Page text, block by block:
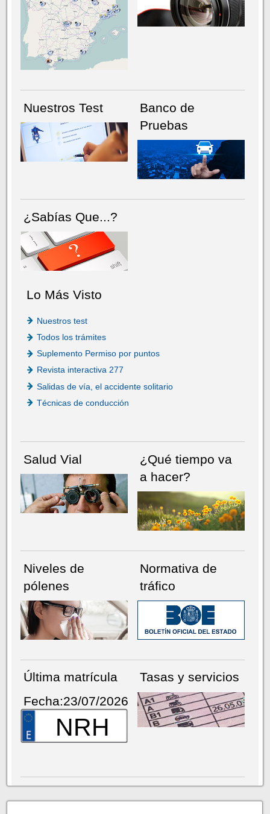
NÚMERO ACTUALHEMEROTECA
Nuestros Test
Banco de
Pruebas
¿Sabías Que...?
Lo Más Visto
Nuestros test
Todos los trámites
Suplemento Permiso por puntos
Revista interactiva 277
Salidas de vía, el accidente solitario
Técnicas de conducción
Salud Vial
¿Qué tiempo va
a hacer?
Niveles de
pólenes
Normativa de
tráfico
Última matrícula
Fecha:23/07/2026
NRH
Tasas y servicios